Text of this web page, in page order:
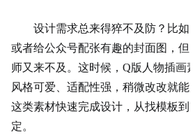
设计需求总来得猝不及防？比如
或者给公众号配张有趣的封面图，但
师又来不及。这时候，Q版人物插
风格可爱、适配性强，稍微改改就能
这类素材快速完成设计，从找模板到
定。